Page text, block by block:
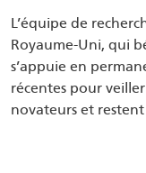
L’équipe de
Royaume-Uni, qui
s’appuie en
récentes pour
novateurs et